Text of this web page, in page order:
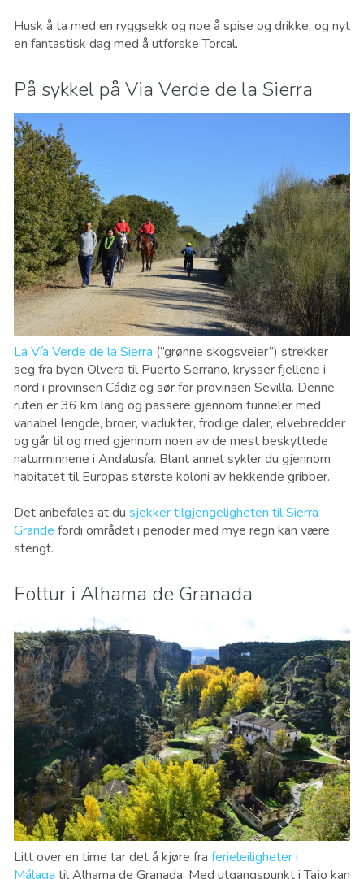
Husk å ta med en ryggsekk og noe å spise og drikke, og nyt
en fantastisk dag med å utforske Torcal.
På sykkel på Via Verde de la Sierra
La Vía Verde de la Sierra (”grønne skogsveier”) strekker
seg fra byen Olvera til Puerto Serrano, krysser fjellene i
nord i provinsen Cádiz og sør for provinsen Sevilla. Denne
ruten er 36 km lang og passere gjennom tunneler med
variabel lengde, broer, viadukter, frodige daler, elvebredder
og går til og med gjennom noen av de mest beskyttede
naturminnene i Andalusía. Blant annet sykler du gjennom
habitatet til Europas største koloni av hekkende gribber.
Det anbefales at du sjekker tilgjengeligheten til Sierra
Grande fordi området i perioder med mye regn kan være
stengt.
Fottur i Alhama de Granada
Litt over en time tar det å kjøre fra ferieleiligheter i
Málaga til Alhama de Granada. Med utgangspunkt i Tajo kan